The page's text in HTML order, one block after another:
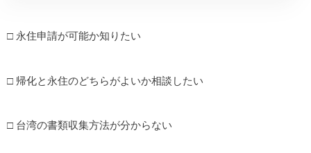
□ 永住申請が可能か知りたい
□ 帰化と永住のどちらがよいか相談したい
□ 台湾の書類収集方法が分からない